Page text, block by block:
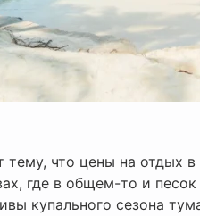
тему, что цены на отдых
где в общем-то и
купального сезона